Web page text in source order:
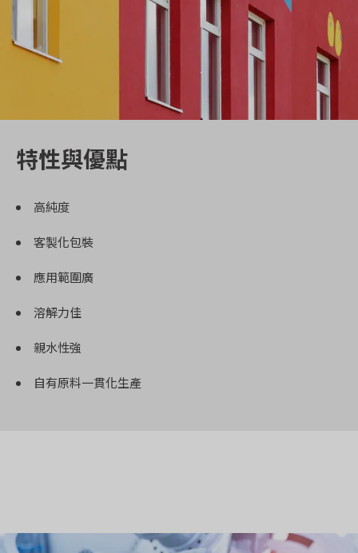
特性與優點
高純度
客製化包裝
應用範圍廣
溶解力佳
親水性強
自有原料一貫化生產